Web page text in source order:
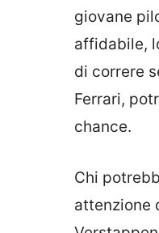
giovane
affidabile,
di correre
Ferrari,
chance.
Chi
attenzione